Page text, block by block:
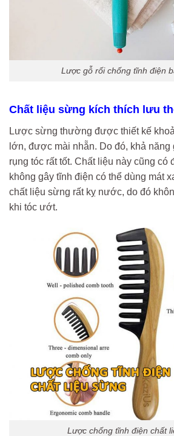
Lược gỗ rối chống tĩnh điện
Chất liệu sừng kích thích lưu
Lược sừng thường được thiết kế
lớn, được mài nhẵn. Do đó, khả
rụng tóc rất tốt. Chất liệu này cũng có
không gây tĩnh điện có thể dùng mát
chất liệu sừng rất kỵ nước, do đó
khi tóc ướt.
Lược chống tĩnh điện chất